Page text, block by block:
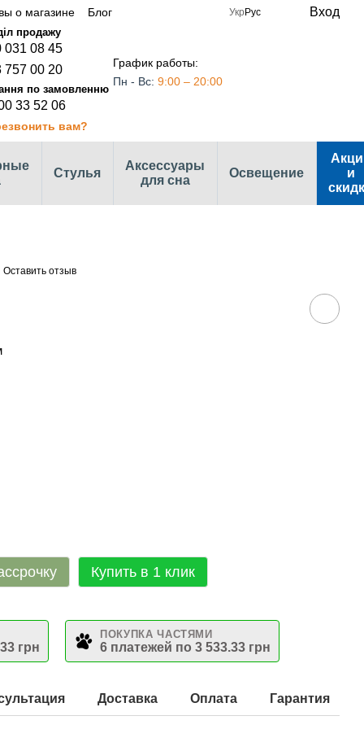
о магазине
Блог
Укр Рус Вход
031 08 45
757 00 20
33 52 06
вам?
График работы:
Пн - Вс: 9:00 – 20:00
Стулья
Аксессуары
для сна
Освещение
и
Оставить отзыв
Купить в 1 клик
грн
ПОКУПКА ЧАСТЯМИ
6 платежей по 3 533.33 грн
Доставка Оплата Гарантия